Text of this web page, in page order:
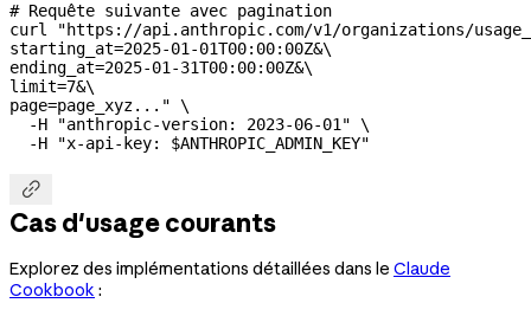
# Requête suivante avec pagination
curl "https://api.anthropic.com/v1/organizations/
starting_at=2025-01-01T00:00:00Z&\
ending_at=2025-01-31T00:00:00Z&\
limit=7&\
page=page_xyz..." \
  -H
"anthropic-version: 2023-06-01" \
  -H
"x-api-key: $ANTHROPIC_ADMIN_KEY"

Cas d'usage courants
Explorez des implémentations détaillées dans le Claude
Cookbook :